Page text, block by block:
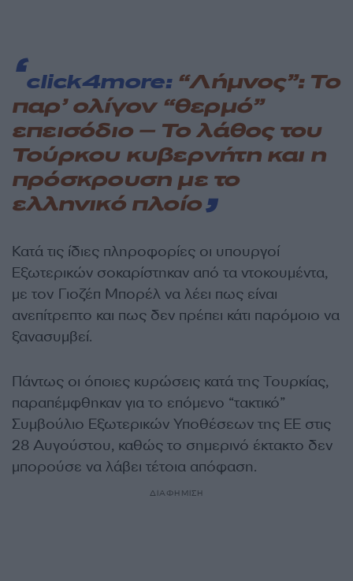
click4more: “Λήμνος”: Το
παρ’ ολίγον “θερμό”
επεισόδιο – Το λάθος του
Τούρκου κυβερνήτη και η
πρόσκρουση με το
ελληνικό πλοίο
Κατά τις ίδιες πληροφορίες οι υπουργοί
Εξωτερικών σοκαρίστηκαν από τα ντοκουμέντα,
με τον Γιοζέπ Μπορέλ να λέει πως είναι
ανεπίτρεπτο και πως δεν πρέπει κάτι παρόμοιο να
ξανασυμβεί.
Πάντως οι όποιες κυρώσεις κατά της Τουρκίας,
παραπέμφθηκαν για το επόμενο “τακτικό”
Συμβούλιο Εξωτερικών Υποθέσεων της ΕΕ στις
28 Αυγούστου, καθώς το σημερινό έκτακτο δεν
μπορούσε να λάβει τέτοια απόφαση.
ΔΙΑΦΗΜΙΣΗ